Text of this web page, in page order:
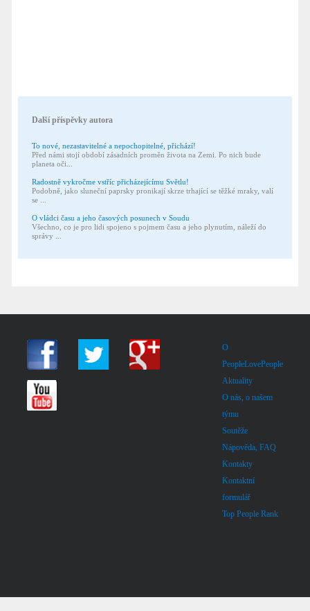
Další příspěvky autora
To nové, nezastavitelné a nepochopitelné, přichází!
Před námi stojí období zásadních proměn života na Zemi. Po nich bude
planeta oči...
Radostně vykročme vstříc přicházejícímu Světlu!
Podobně, jako sluneční paprsky pronikají skrze trhající se těžké mraky, valí
se ...
O vládci času a jeho časových posunech v Soudu
Všechno, co je pro lidi spojeno s pojmem času a jeho plynutím, náleží do
správy ...
O
PeopleLovePeople
Aktuality
O nás, o našem
týmu
Soutěže
Nápověda, FAQ
Kontakty
Kontaktní
formulář
Top People Rank